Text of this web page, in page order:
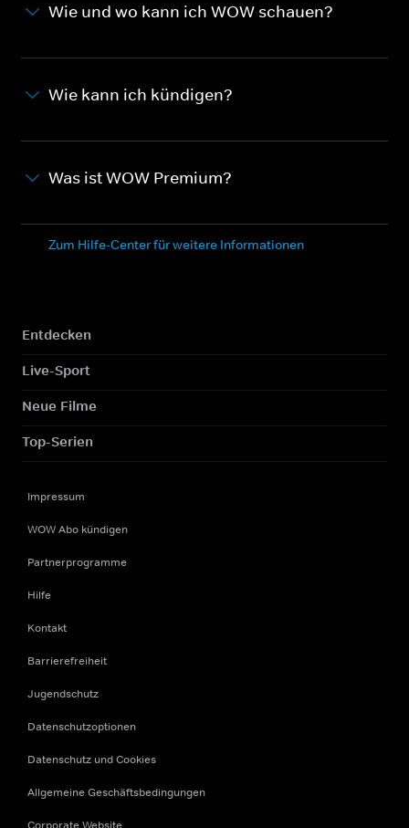
Wie und wo kann ich WOW schauen?
Wie kann ich kündigen?
Was ist WOW Premium?
Zum Hilfe-Center für weitere Informationen
Entdecken
Live-Sport
Neue Filme
Top-Serien
Impressum
WOW Abo kündigen
Partnerprogramme
Hilfe
Kontakt
Barrierefreiheit
Jugendschutz
Datenschutzoptionen
Datenschutz und Cookies
Allgemeine Geschäftsbedingungen